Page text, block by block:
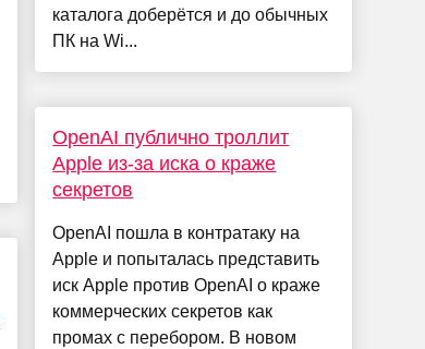
каталога доберётся и до обычных
ПК на Wi...
OpenAI публично троллит
Apple из-за иска о краже
секретов
OpenAI пошла в контратаку на
Apple и попыталась представить
иск Apple против OpenAI о краже
коммерческих секретов как
промах с перебором. В новом